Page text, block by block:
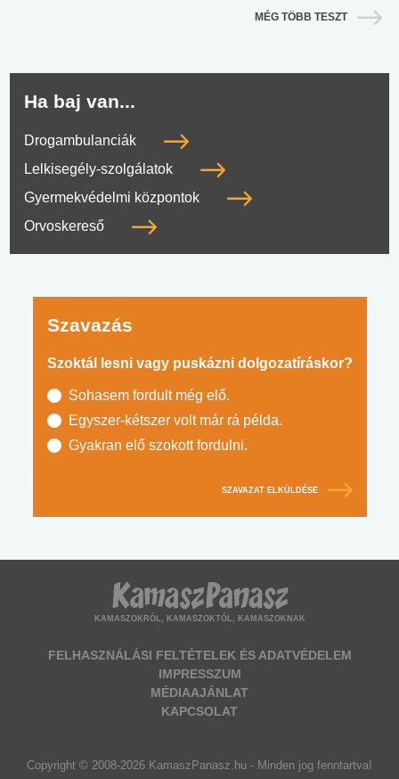
MÉG TÖBB TESZT
Ha baj van...
Drogambulanciák
Lelkisegély-szolgálatok
Gyermekvédelmi központok
Orvoskereső
Szavazás
Szoktál lesni vagy puskázni dolgozatíráskor?
Sohasem fordult még elő.
Egyszer-kétszer volt már rá példa.
Gyakran elő szokott fordulni.
SZAVAZAT ELKÜLDÉSE
KAMASZOKRÓL, KAMASZOKTÓL, KAMASZOKNAK
FELHASZNÁLÁSI FELTÉTELEK ÉS ADATVÉDELEM
IMPRESSZUM
MÉDIAAJÁNLAT
KAPCSOLAT
Copyright © 2008-2026 KamaszPanasz.hu - Minden jog fenntartva!